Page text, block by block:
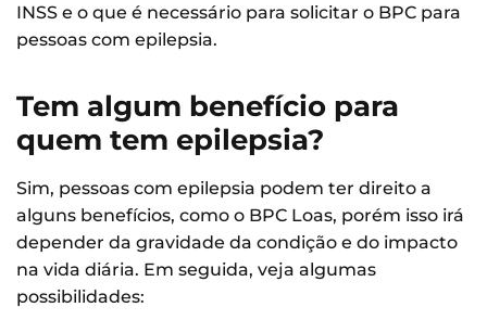
INSS e o que é necessário para solicitar o BPC para
pessoas com epilepsia.
Tem algum benefício para
quem tem epilepsia?
Sim, pessoas com epilepsia podem ter direito a
alguns benefícios, como o BPC Loas, porém isso irá
depender da gravidade da condição e do impacto
na vida diária. Em seguida, veja algumas
possibilidades: